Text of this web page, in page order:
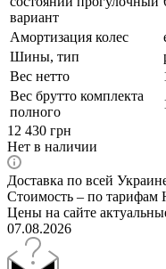
вариант
Амортизация колес
Шины, тип
Вес нетто
Вес брутто комплекта
полного
12 430 грн
Нет в наличии
Доставка по всей
Стоимость – по
Цены на сайте
07.08.2026